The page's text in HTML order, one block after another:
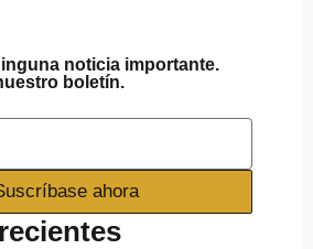
noticia importante.
boletín.
ahora